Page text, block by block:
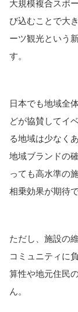
大規模複合スポ
び込むことで大
ーツ観光という
す。
日本でも地域全
どが協賛してイ
る地域は少なく
地域ブランドの
っても高水準の
相乗効果が期待
ただし、施設の
コミュニティに
算性や地元住民
ん。